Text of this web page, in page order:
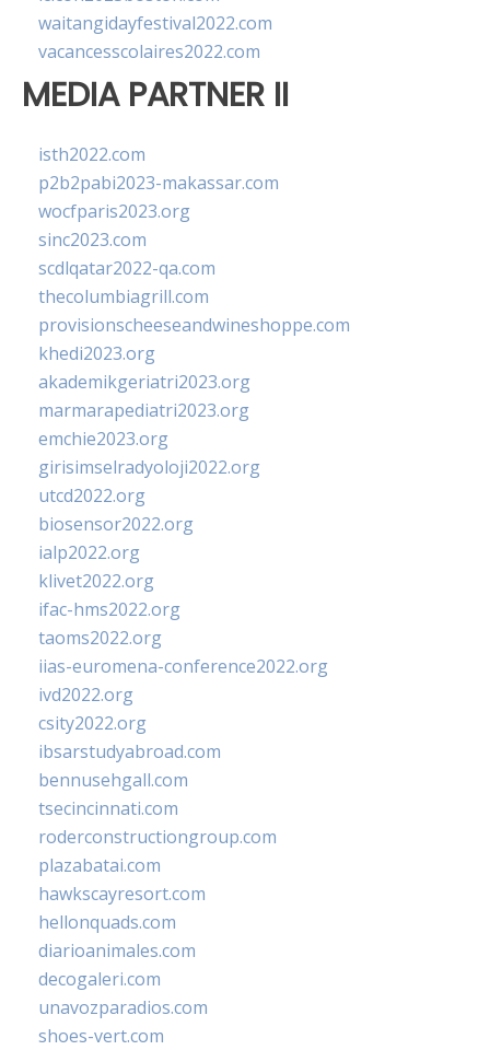
waitangidayfestival2022.com
vacancesscolaires2022.com
MEDIA PARTNER II
isth2022.com
p2b2pabi2023-makassar.com
wocfparis2023.org
sinc2023.com
scdlqatar2022-qa.com
thecolumbiagrill.com
provisionscheeseandwineshoppe.com
khedi2023.org
akademikgeriatri2023.org
marmarapediatri2023.org
emchie2023.org
girisimselradyoloji2022.org
utcd2022.org
biosensor2022.org
ialp2022.org
klivet2022.org
ifac-hms2022.org
taoms2022.org
iias-euromena-conference2022.org
ivd2022.org
csity2022.org
ibsarstudyabroad.com
bennusehgall.com
tsecincinnati.com
roderconstructiongroup.com
plazabatai.com
hawkscayresort.com
hellonquads.com
diarioanimales.com
decogaleri.com
unavozparadios.com
shoes-vert.com